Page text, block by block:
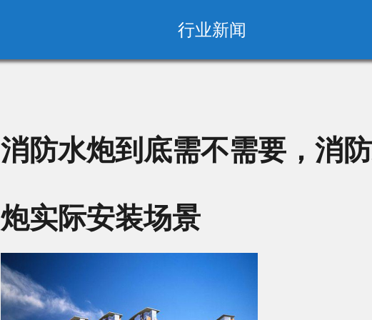
行业新闻
消防水炮到底需不需要，消
炮实际安装场景